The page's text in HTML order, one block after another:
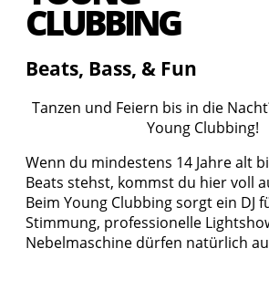
CLUBBING
Beats, Bass, & Fun
Tanzen und Feiern bis in die
Young Clubbing!
Wenn du mindestens 14 Jahre alt
Beats stehst, kommst du hier voll
Beim Young Clubbing sorgt ein DJ
Stimmung, professionelle
Nebelmaschine dürfen natürlich